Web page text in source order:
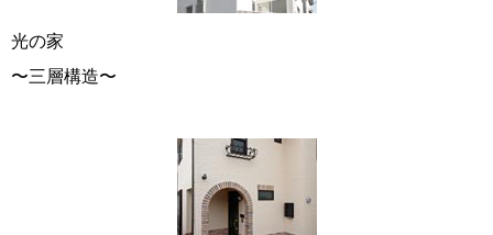
光の家
〜三層構造〜